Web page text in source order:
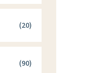
(20)
(90)